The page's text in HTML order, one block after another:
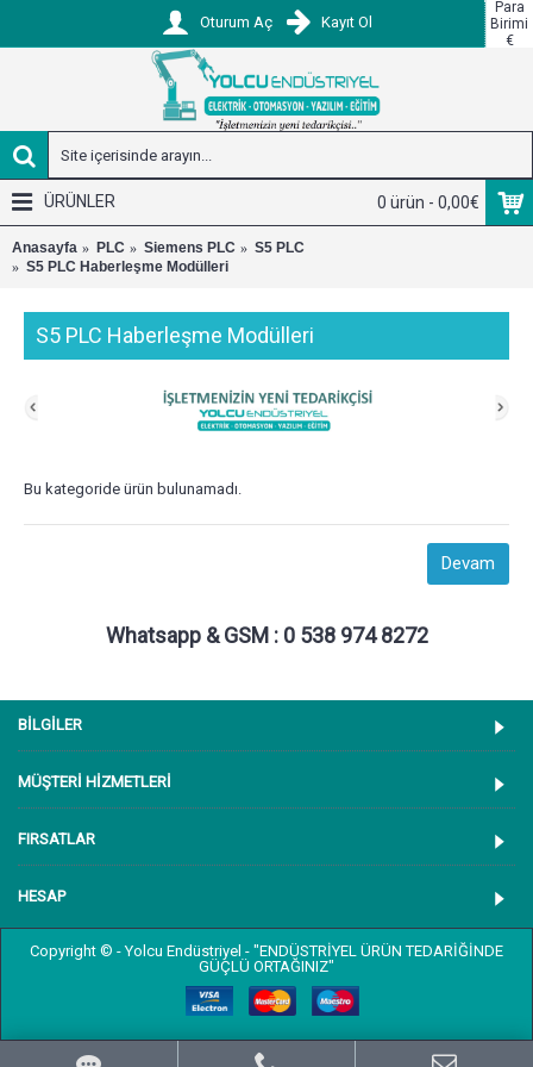
Para
Birimi
€
Oturum Aç Kayıt Ol
0 ürün - 0,00€
ÜRÜNLER
Anasayfa PLC Siemens PLC
S5 PLC
S5 PLC Haberleşme Modülleri
S5 PLC Haberleşme Modülleri
Bu kategoride ürün bulunamadı.
Devam
Whatsapp & GSM : 0 538 974 8272
BİLGİLER
MÜŞTERİ HİZMETLERİ
FIRSATLAR
HESAP
Copyright © - Yolcu Endüstriyel - "ENDÜSTRİYEL ÜRÜN TEDARİĞİNDE
GÜÇLÜ ORTAĞINIZ"